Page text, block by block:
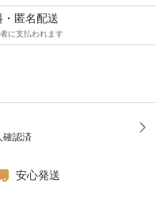
匿名配送
に支払われます
確認済
安心発送